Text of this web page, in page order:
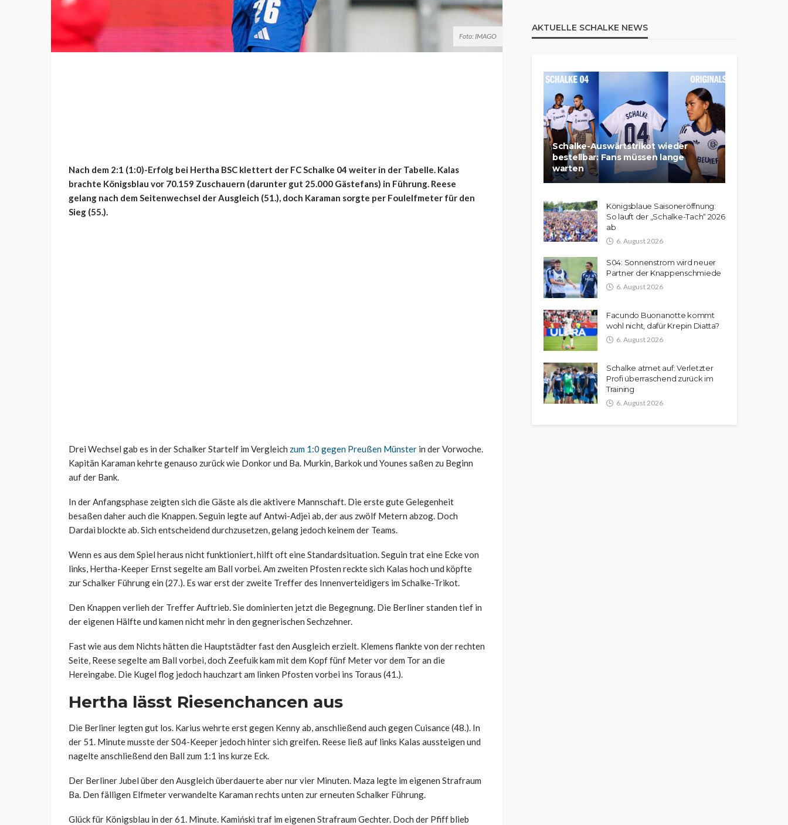
Foto: IMAGO
Nach dem 2:1 (1:0)-Erfolg bei Hertha BSC klettert der FC Schalke 04 weiter in der Tabelle. Kalas
brachte Königsblau vor 70.159 Zuschauern (darunter gut 25.000 Gästefans) in Führung. Reese
gelang nach dem Seitenwechsel der Ausgleich (51.), doch Karaman sorgte per Foulelfmeter für den
Sieg (55.).
Drei Wechsel gab es in der Schalker Startelf im Vergleich zum 1:0 gegen Preußen Münster in der Vorwoche.
Kapitän Karaman kehrte genauso zurück wie Donkor und Ba. Murkin, Barkok und Younes saßen zu Beginn
auf der Bank.
In der Anfangsphase zeigten sich die Gäste als die aktivere Mannschaft. Die erste gute Gelegenheit
besaßen daher auch die Knappen. Seguin legte auf Antwi-Adjei ab, der aus zwölf Metern abzog. Doch
Dardai blockte ab. Sich entscheidend durchzusetzen, gelang jedoch keinem der Teams.
Wenn es aus dem Spiel heraus nicht funktioniert, hilft oft eine Standardsituation. Seguin trat eine Ecke von
links, Hertha-Keeper Ernst segelte am Ball vorbei. Am zweiten Pfosten reckte sich Kalas hoch und köpfte
zur Schalker Führung ein (27.). Es war erst der zweite Treffer des Innenverteidigers im Schalke-Trikot.
Den Knappen verlieh der Treffer Auftrieb. Sie dominierten jetzt die Begegnung. Die Berliner standen tief in
der eigenen Hälfte und kamen nicht mehr in den gegnerischen Sechzehner.
Fast wie aus dem Nichts hätten die Hauptstädter fast den Ausgleich erzielt. Klemens flankte von der rechten
Seite, Reese segelte am Ball vorbei, doch Zeefuik kam mit dem Kopf fünf Meter vor dem Tor an die
Hereingabe. Die Kugel flog jedoch hauchzart am linken Pfosten vorbei ins Toraus (41.).
Hertha lässt Riesenchancen aus
Die Berliner legten gut los. Karius wehrte erst gegen Kenny ab, anschließend auch gegen Cuisance (48.). In
der 51. Minute musste der S04-Keeper jedoch hinter sich greifen. Reese ließ auf links Kalas aussteigen und
nagelte anschließend den Ball zum 1:1 ins kurze Eck.
Der Berliner Jubel über den Ausgleich überdauerte aber nur vier Minuten. Maza legte im eigenen Strafraum
Ba. Den fälligen Elfmeter verwandelte Karaman rechts unten zur erneuten Schalker Führung.
Glück für Königsblau in der 61. Minute. Kamiński traf im eigenen Strafraum Gechter. Doch der Pfiff blieb
AKTUELLE SCHALKE NEWS
Schalke-Auswärtstrikot wieder
bestellbar: Fans müssen lange
warten
Königsblaue Saisoneröffnung:
So läuft der „Schalke-Tach“ 2026
ab
6. August 2026
S04: Sonnenstrom wird neuer
Partner der Knappenschmiede
6. August 2026
Facundo Buonanotte kommt
wohl nicht, dafür Krepin Diatta?
6. August 2026
Schalke atmet auf: Verletzter
Profi überraschend zurück im
Training
6. August 2026